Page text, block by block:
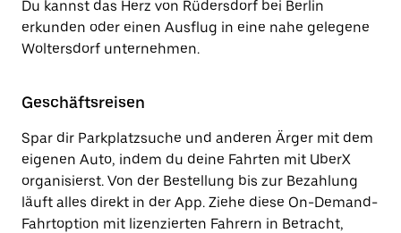
Du kannst das Herz von Rüdersdorf bei Berlin
erkunden oder einen Ausflug in eine nahe gelegene
Woltersdorf unternehmen.
Geschäftsreisen
Spar dir Parkplatzsuche und anderen Ärger mit dem
eigenen Auto, indem du deine Fahrten mit UberX
organisierst. Von der Bestellung bis zur Bezahlung
läuft alles direkt in der App. Ziehe diese On-Demand-
Fahrtoption mit lizenzierten Fahrern in Betracht,